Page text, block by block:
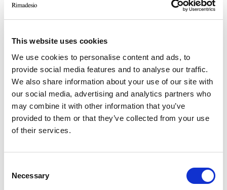
This website uses cookies
We use cookies to personalise content and ads, to
provide social media features and to analyse our traffic.
We also share information about your use of our site with
our social media, advertising and analytics partners who
may combine it with other information that you’ve
provided to them or that they’ve collected from your use
of their services.
Selection
Necessary
VILLA GEEF
Sondrio
2017
Residential
-> Voir plus
ROYAL PAVILION
Shanghai